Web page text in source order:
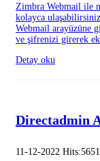
Zimbra Webmail ile
kolayca
Webmail arayüzüne
ve şifrenizi girerek
Detay oku
Directadmin
11-12-2022 Hits:5651